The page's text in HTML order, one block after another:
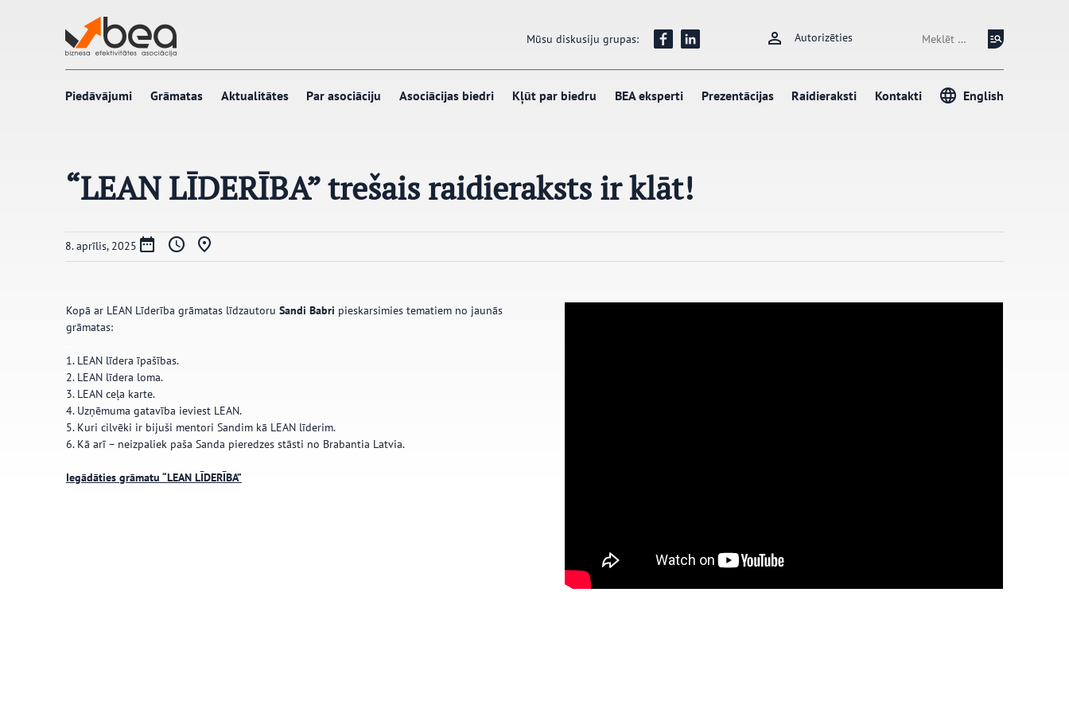
Mūsu diskusiju grupas: Autorizēties Meklēt:
Piedāvājumi Grāmatas Aktualitātes Par asociāciju Asociācijas biedri Kļūt par biedru BEA eksperti Prezentācijas Raidieraksti Kontakti English
“LEAN LĪDERĪBA” trešais raidieraksts ir klāt!
8. aprīlis, 2025
Kopā ar LEAN Līderība grāmatas līdzautoru Sandi Babri pieskarsimies tematiem no jaunās
grāmatas:
1. LEAN līdera īpašības.
2. LEAN līdera loma.
3. LEAN ceļa karte.
4. Uzņēmuma gatavība ieviest LEAN.
5. Kuri cilvēki ir bijuši mentori Sandim kā LEAN līderim.
6. Kā arī – neizpaliek paša Sanda pieredzes stāsti no Brabantia Latvia.
Iegādāties grāmatu “LEAN LĪDERĪBA”